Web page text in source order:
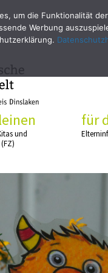
und
für
um die Funktionalität
Werbung